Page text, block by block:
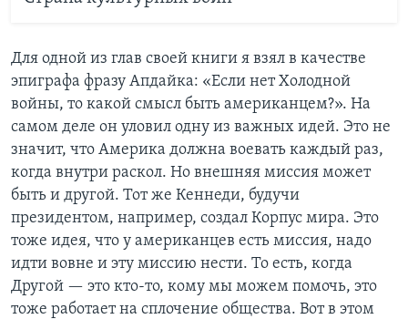
Для одной из глав своей книги я взял в качестве
эпиграфа фразу Апдайка: «Если нет Холодной
войны, то какой смысл быть американцем?». На
самом деле он уловил одну из важных идей. Это не
значит, что Америка должна воевать каждый раз,
когда внутри раскол. Но внешняя миссия может
быть и другой. Тот же Кеннеди, будучи
президентом, например, создал Корпус мира. Это
тоже идея, что у американцев есть миссия, надо
идти вовне и эту миссию нести. То есть, когда
Другой — это кто-то, кому мы можем помочь, это
тоже работает на сплочение общества. Вот в этом